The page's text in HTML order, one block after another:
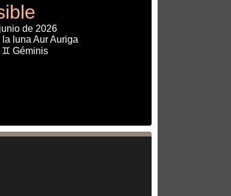
de 2026
luna Aur Auriga
Géminis